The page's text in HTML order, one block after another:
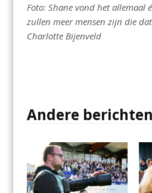
Foto: Shane vond het allemaal
zullen meer mensen zijn die
Charlotte Bijenveld
Andere berichten